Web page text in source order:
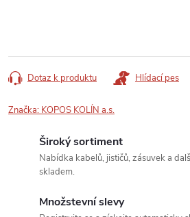
Dotaz k produktu Hlídací pes
Značka: KOPOS KOLÍN a.s.
Široký sortiment
Nabídka kabelů, jističů, zásuvek a
skladem.
Množstevní slevy